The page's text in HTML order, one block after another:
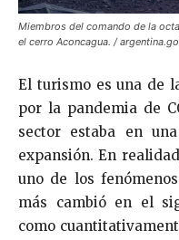
Miembros del comando de la
el cerro Aconcagua. /
El turismo es una de
por la pandemia de
sector estaba en
expansión. En
uno de los
más cambió en el
como